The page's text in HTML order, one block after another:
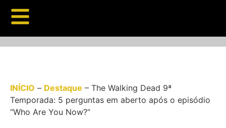
INÍCIO – Destaque – The Walking Dead 9ª
Temporada: 5 perguntas em aberto após o episódio
“Who Are You Now?”